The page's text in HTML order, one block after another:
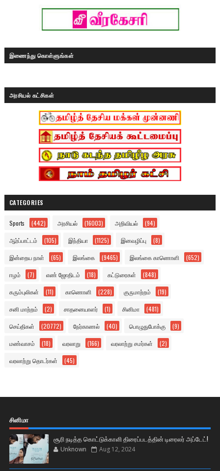
இணைந்து கொள்ளுங்கள்
அரசியல் கட்சிகள்
CATEGORIES
Sports (442) அரசியல் (16003) அறிவியல் (94)
ஆர்ப்பாட்டம் (105) இந்தியா (1125) இனவழிப்பு (8)
இன்றைய நாள் (65) இலங்கை (9465) இலங்கை காணொளி (652)
ஈழம் (7) எண் ஜோதிடம் (18) கட்டுரைகள் (848)
கரும்புலிகள் (11) காணொளி (228) குருமாற்றம் (19)
சனி மாற்றம் (2) சாதனையாளர் (1) சினிமா (481)
செய்திகள் (20772) நேர்காணல் (40) பொழுதுபோக்கு (9)
மண்வாசம் (18) வரலாறு (166) வரலாற்று சமர்கள் (2)
வரலாற்று தொடர்கள் (45)
சினிமா
சூரி நடித்த கொட்டுக்காளி திரைப்படத்தின் டிரைலர் அப்டேட்!
Unknown Aug 12, 2024